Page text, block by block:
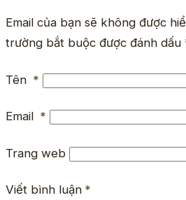
Email của bạn sẽ không được
trường bắt buộc được đánh dấu
Tên *
Email *
Trang web
Viết bình luận *